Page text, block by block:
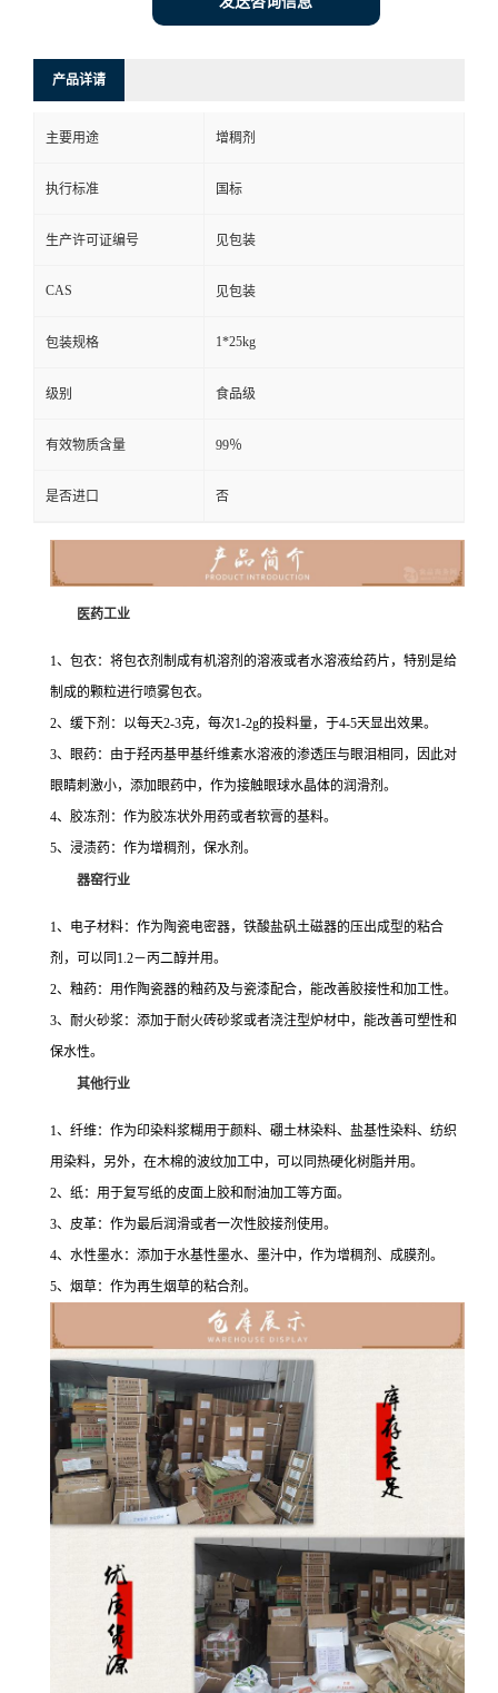
产品详请
主要用途 增稠剂
执行标准 国标
生产许可证编号 见包装
CAS 见包装
包装规格 1*25kg
级别 食品级
有效物质含量 99％
是否进口 否
医药工业
1、包衣：将包衣剂制成有机溶剂的溶液或者水溶液给药片，特别是给
制成的颗粒进行喷雾包衣。
2、缓下剂：以每天2-3克，每次1-2g的投料量，于4-5天显出效果。
3、眼药：由于羟丙基甲基纤维素水溶液的渗透压与眼泪相同，因此对
眼睛刺激小，添加眼药中，作为接触眼球水晶体的润滑剂。
4、胶冻剂：作为胶冻状外用药或者软膏的基料。
5、浸渍药：作为增稠剂，保水剂。
器窑行业
1、电子材料：作为陶瓷电密器，铁酸盐矾土磁器的压出成型的粘合
剂，可以同1.2－丙二醇并用。
2、釉药：用作陶瓷器的釉药及与瓷漆配合，能改善胶接性和加工性。
3、耐火砂浆：添加于耐火砖砂浆或者浇注型炉材中，能改善可塑性和
保水性。
其他行业
1、纤维：作为印染料浆糊用于颜料、硼土林染料、盐基性染料、纺织
用染料，另外，在木棉的波纹加工中，可以同热硬化树脂并用。
2、纸：用于复写纸的皮面上胶和耐油加工等方面。
3、皮革：作为最后润滑或者一次性胶接剂使用。
4、水性墨水：添加于水基性墨水、墨汁中，作为增稠剂、成膜剂。
5、烟草：作为再生烟草的粘合剂。